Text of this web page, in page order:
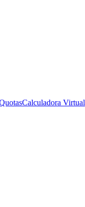
Calculadora Virtual